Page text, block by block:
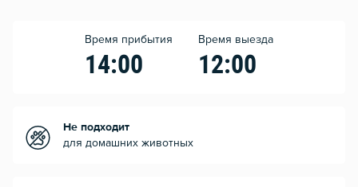
Время прибытия
14:00
Время выезда
12:00
Не подходит
для домашних животных